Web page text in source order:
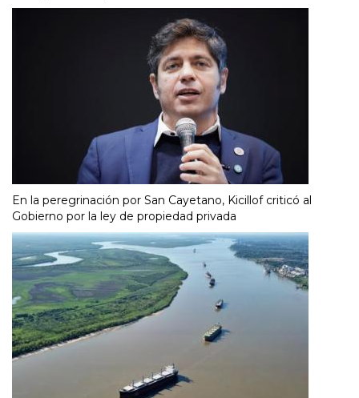
En la peregrinación por San Cayetano, Kicillof criticó al
Gobierno por la ley de propiedad privada